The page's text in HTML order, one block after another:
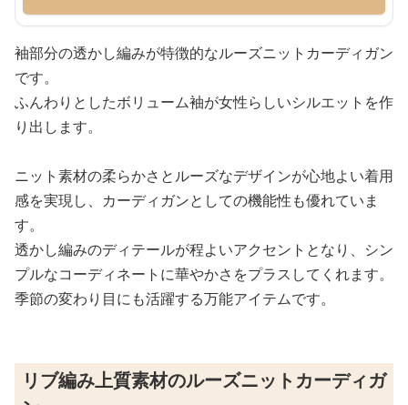
袖部分の透かし編みが特徴的なルーズニットカーディガン
です。
ふんわりとしたボリューム袖が女性らしいシルエットを作
り出します。
ニット素材の柔らかさとルーズなデザインが心地よい着用
感を実現し、カーディガンとしての機能性も優れていま
す。
透かし編みのディテールが程よいアクセントとなり、シン
プルなコーディネートに華やかさをプラスしてくれます。
季節の変わり目にも活躍する万能アイテムです。
リブ編み上質素材のルーズニットカーディガ